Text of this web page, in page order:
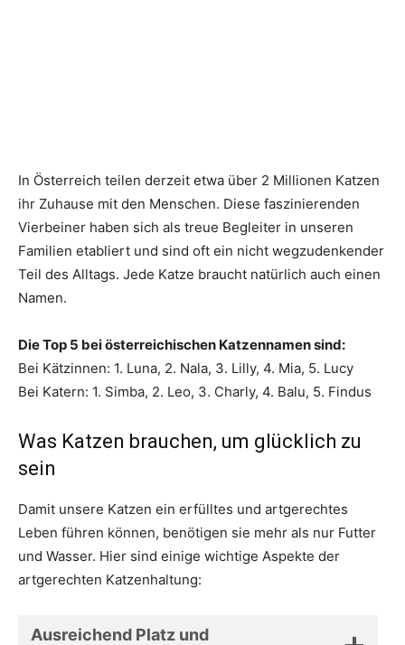
In Österreich teilen derzeit etwa über 2 Millionen Katzen
ihr Zuhause mit den Menschen. Diese faszinierenden
Vierbeiner haben sich als treue Begleiter in unseren
Familien etabliert und sind oft ein nicht wegzudenkender
Teil des Alltags. Jede Katze braucht natürlich auch einen
Namen.
Die Top 5 bei österreichischen Katzennamen sind:
Bei Kätzinnen: 1. Luna, 2. Nala, 3. Lilly, 4. Mia, 5. Lucy
Bei Katern: 1. Simba, 2. Leo, 3. Charly, 4. Balu, 5. Findus
Was Katzen brauchen, um glücklich zu
sein
Damit unsere Katzen ein erfülltes und artgerechtes
Leben führen können, benötigen sie mehr als nur Futter
und Wasser. Hier sind einige wichtige Aspekte der
artgerechten Katzenhaltung:
Ausreichend Platz und